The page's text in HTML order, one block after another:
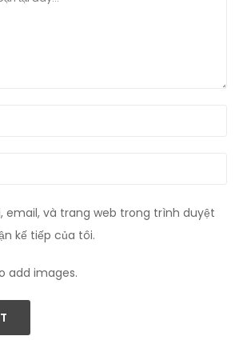
email, và trang web trong trình duyệt
kế tiếp của tôi.
add images.